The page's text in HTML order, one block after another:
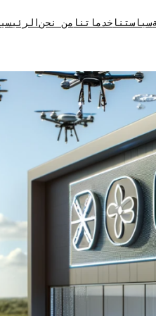
من نحن خدماتنا سياستنا